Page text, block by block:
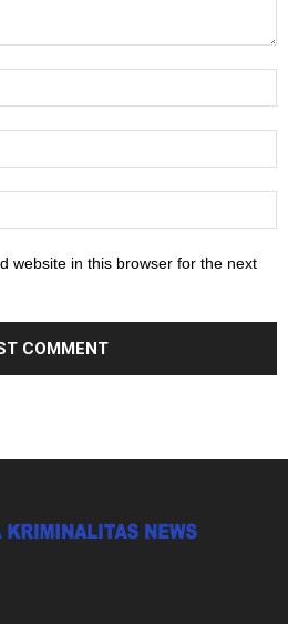
website in this browser for the next